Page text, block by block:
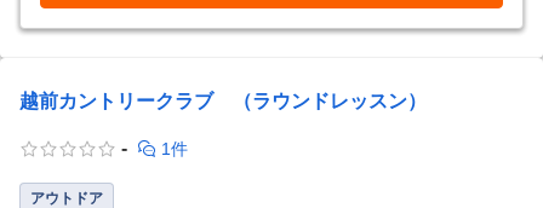
越前カントリークラブ （ラウンドレッスン）
- 1件
アウトドア